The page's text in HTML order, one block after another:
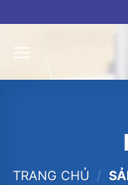
to
content
TRANG CHỦ /